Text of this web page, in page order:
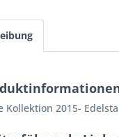
Kollektion 2015-